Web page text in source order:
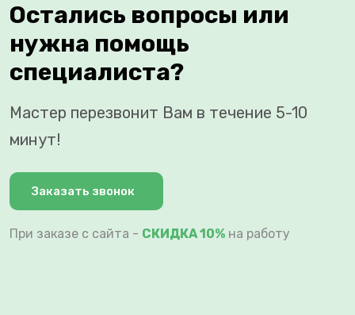
Остались вопросы или
нужна помощь
специалиста?
Мастер перезвонит Вам в течение 5-10
минут!
Заказать звонок
При заказе с сайта - СКИДКА 10% на работу